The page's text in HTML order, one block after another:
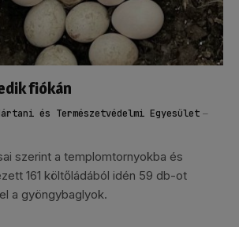
fiókán
és Természetvédelmi Egyesület
szerint a templomtornyokba és
161 költőládából idén 59 db-ot
a gyöngybaglyok.